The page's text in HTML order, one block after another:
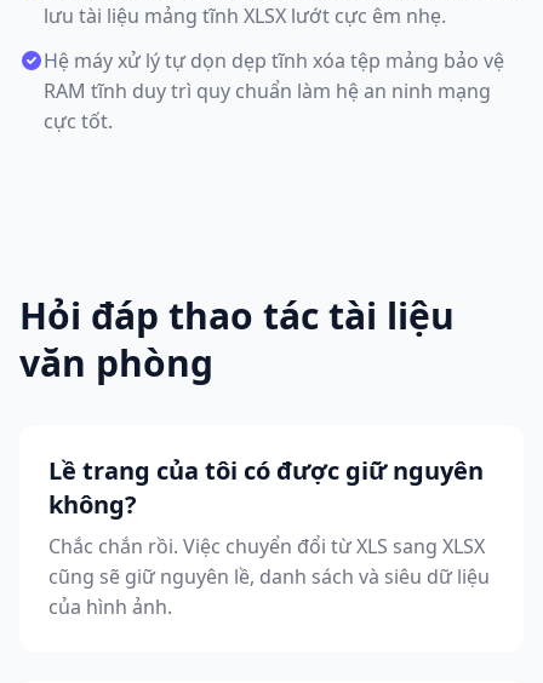
lưu tài liệu mảng tĩnh XLSX lướt cực êm nhẹ.
Hệ máy xử lý tự dọn dẹp tĩnh xóa tệp mảng bảo vệ
RAM tĩnh duy trì quy chuẩn làm hệ an ninh mạng
cực tốt.
Hỏi đáp thao tác tài liệu
văn phòng
Lề trang của tôi có được giữ nguyên
không?
Chắc chắn rồi. Việc chuyển đổi từ XLS sang XLSX
cũng sẽ giữ nguyên lề, danh sách và siêu dữ liệu
của hình ảnh.